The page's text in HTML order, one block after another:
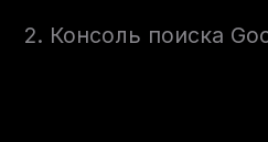
2. Консоль поиска